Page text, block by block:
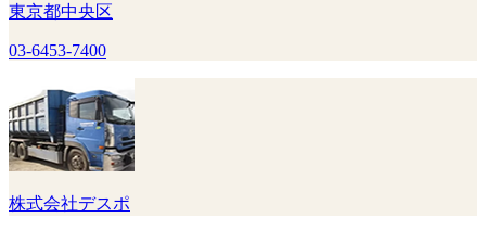
東京都中央区
03-6453-7400
株式会社デスポ